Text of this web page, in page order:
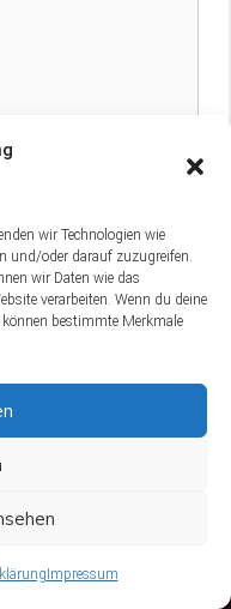
wir Technologien wie
und/oder darauf zuzugreifen.
wir Daten wie das
verarbeiten. Wenn du deine
bestimmte Merkmale
Impressum